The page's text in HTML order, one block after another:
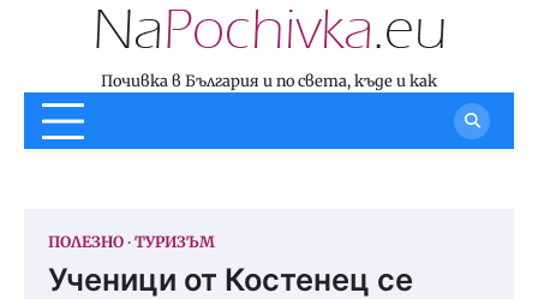
Почивка в България и по света, къде и как
ПОЛЕЗНО ТУРИЗЪМ
Ученици от Костенец се